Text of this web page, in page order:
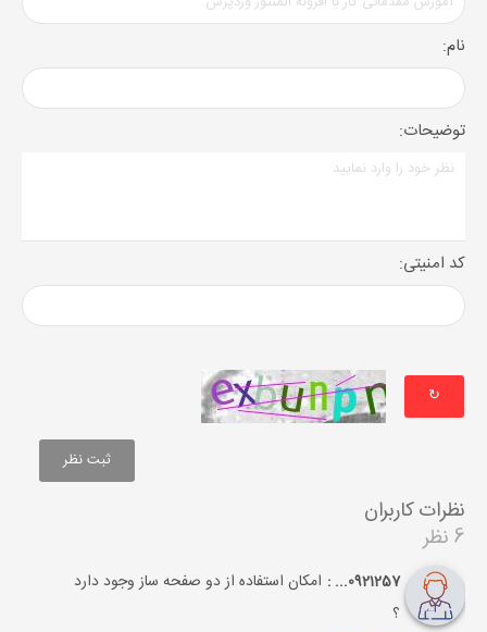
نام:
توضیحات:
کد امنیتی:
↻
نظرات کاربران
6 نظر
0921257... :
امکان استفاده از دو صفحه ساز وجود دارد
؟